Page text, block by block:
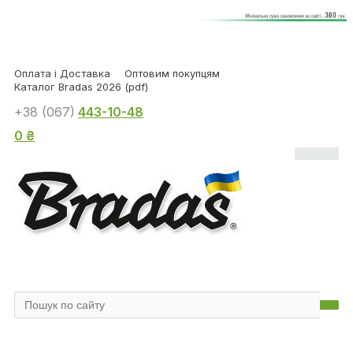
Оплата і Доставка
Оптовим покупцям
Каталог Bradas 2026 (pdf)
+38 (067) 443-10-48
0 ₴